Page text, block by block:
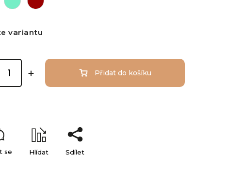
variantu
Přidat do košíku
se Hlídat Sdílet